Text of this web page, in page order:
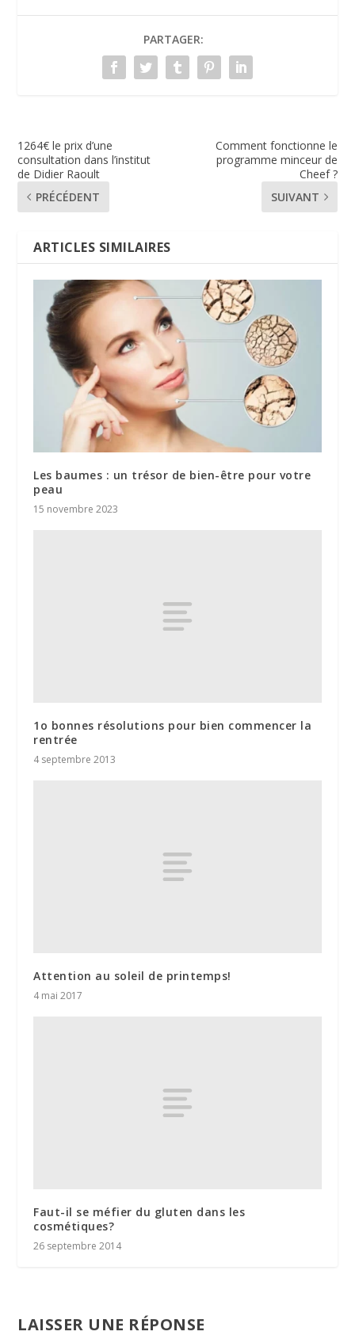
PARTAGER:
1264€ le prix d’une
consultation dans l’institut
de Didier Raoult
PRÉCÉDENT
Comment fonctionne le
programme minceur de
Cheef ?
SUIVANT
ARTICLES SIMILAIRES
Les baumes : un trésor de bien-être pour votre
peau
15 novembre 2023
1o bonnes résolutions pour bien commencer la
rentrée
4 septembre 2013
Attention au soleil de printemps!
4 mai 2017
Faut-il se méfier du gluten dans les
cosmétiques?
26 septembre 2014
LAISSER UNE RÉPONSE